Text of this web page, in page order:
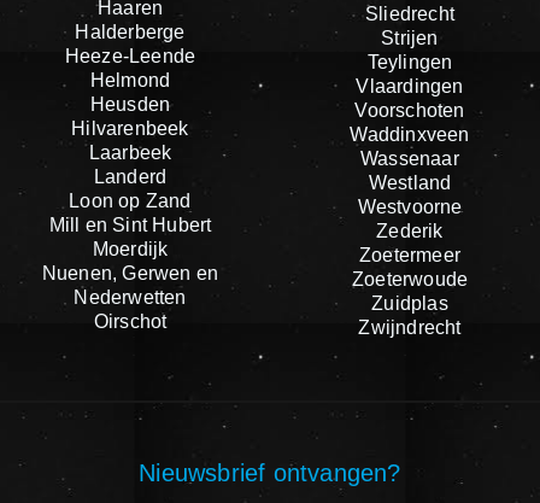
Haaren
Halderberge
Heeze-Leende
Helmond
Heusden
Hilvarenbeek
Laarbeek
Landerd
Loon op Zand
Mill en Sint Hubert
Moerdijk
Nuenen, Gerwen en
Nederwetten
Oirschot
Sliedrecht
Strijen
Teylingen
Vlaardingen
Voorschoten
Waddinxveen
Wassenaar
Westland
Westvoorne
Zederik
Zoetermeer
Zoeterwoude
Zuidplas
Zwijndrecht
Nieuwsbrief ontvangen?